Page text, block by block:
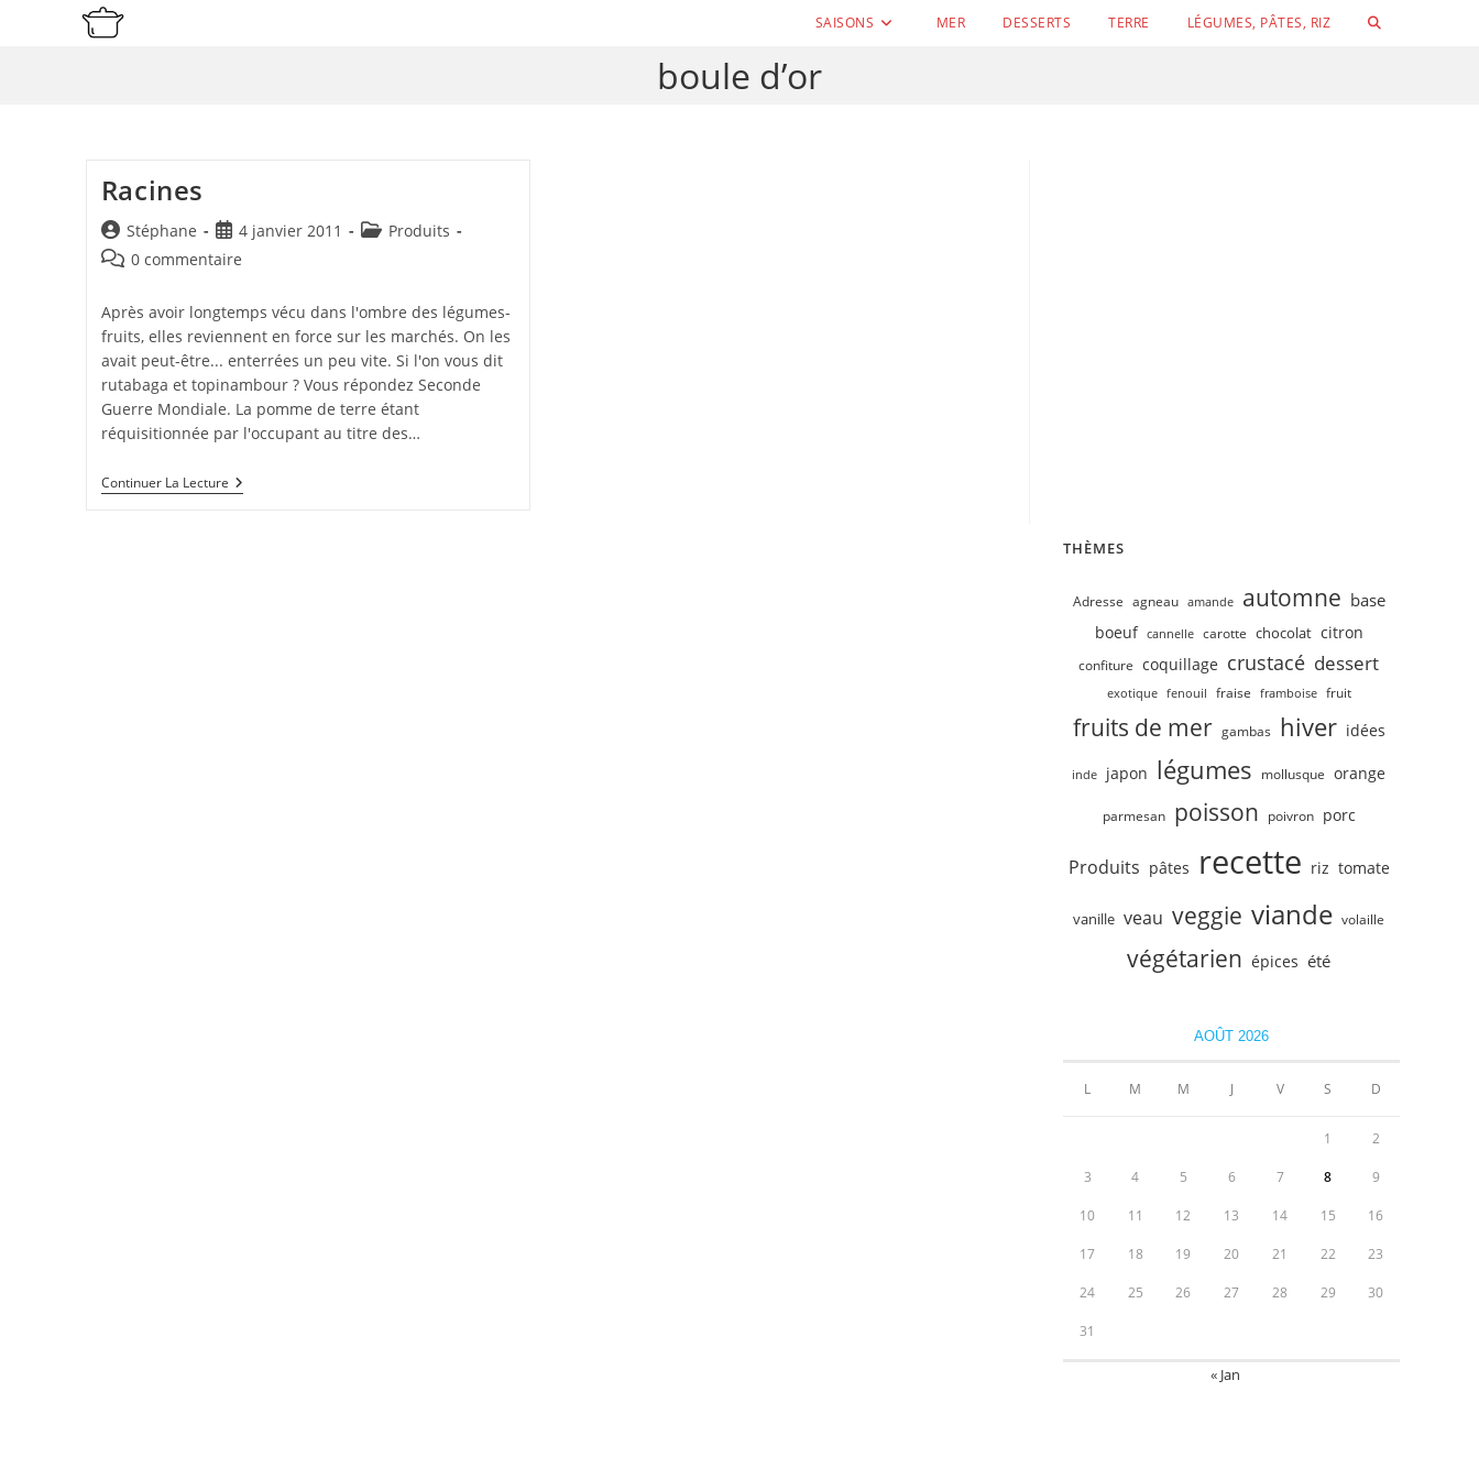
SAISONS MER DESSERTS TERRE LÉGUMES, PÂTES, RIZ TOGGLE
boule d’or
Racines
Auteur/autrice
de
Stéphane
Publication
publiée :
4 janvier 2011
PostProduits
Commentaires
la
publication :
0 commentaire
Après avoir longtemps vécu dans l'ombre des légumes-
fruits, elles reviennent en force sur les marchés. On les
avait peut-être... enterrées un peu vite. Si l'on vous dit
rutabaga et topinambour ? Vous répondez Seconde
Guerre Mondiale. La pomme de terre étant
réquisitionnée par l'occupant au titre des…
Continuer La LectureRacines
THÈMES
Adresse agneau amande automne base
boeuf cannelle carotte chocolat citron
confiture coquillage crustacé dessert
exotique fenouil fraise framboise fruit
fruits de mer gambas hiver idées
inde japon légumes mollusque orange
parmesan poisson poivron porc
Produits pâtes recette riz tomate
vanille veau veggie viande volaille
végétarien épices été
AOÛT 2026
L M M J V S D
1 2
3 4 5 6 7 8 9
10 11 12 13 14 15 16
17 18 19 20 21 22 23
24 25 26 27 28 29 30
31
« Jan